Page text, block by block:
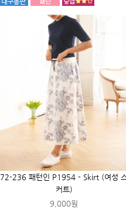
72-236 패턴인 P1954 - Skirt (여성
커트)
9,000원